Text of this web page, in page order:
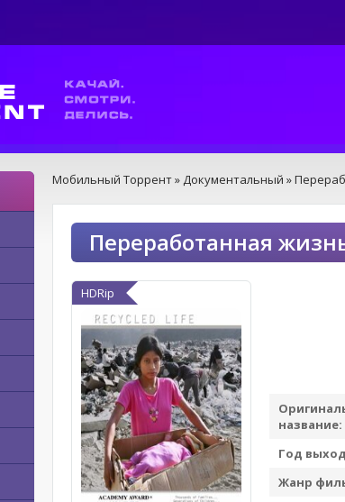
Мобильный Торрент» Документальный »
Переработанная
HDRip
название:
Год
Жанр